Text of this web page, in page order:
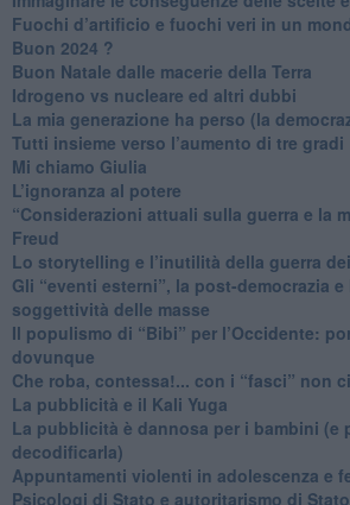
​Fuochi d’artificio e fuochi veri in un
Buon 2024 ?
​Buon Natale dalle macerie della Terra
​Idrogeno vs nucleare ed altri dubbi
​La mia generazione ha perso (la
​Tutti insieme verso l’aumento di tre gradi
Mi chiamo Giulia
L’ignoranza al potere
​“Considerazioni attuali sulla guerra e la
Freud
​Lo storytelling e l’inutilità della guerra
​Gli “eventi esterni”, la post-democrazia e
soggettività delle masse
​Il populismo di “Bibi” per l’Occidente:
dovunque
​Che roba, contessa!... con i “fasci” non
La pubblicità e il Kali Yuga
​La pubblicità è dannosa per i bambini (e
decodificarla)
​Appuntamenti violenti in adolescenza e
​Psicologi di Stato e autoritarismo di Stato